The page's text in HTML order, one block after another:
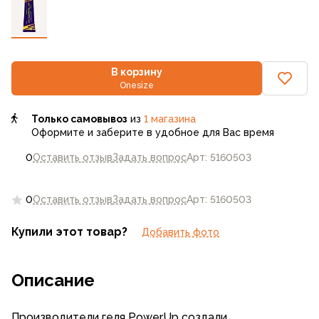
0Оставить отзывЗадать вопросАрт: 5160503
В корзину
Onesize
0Оставить отзывЗадать вопросАрт: 5160503
Только самовывоз из 1 магазина
Оформите и заберите в удобное для Вас время
Купили этот товар? Добавить фото
Описание